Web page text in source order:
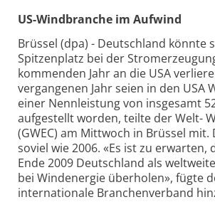
US-Windbranche im Aufwind
Brüssel (dpa) - Deutschland könnte
Spitzenplatz bei der
kommenden Jahr an die USA
vergangenen Jahr seien in den USA
einer Nennleistung von insgesamt
aufgestellt worden, teilte der Welt-
(GWEC) am Mittwoch in Brüssel mit.
soviel wie 2006. «Es ist zu erwarten,
Ende 2009 Deutschland als
bei Windenergie überholen», fügte
internationale Branchenverband